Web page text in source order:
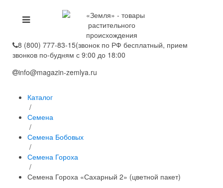
8 (800) 777-83-15(звонок по РФ бесплатный, прием
звонков по-будням с 9:00 до 18:00
info@magazin-zemlya.ru
Каталог
/
Семена
/
Семена Бобовых
/
Семена Гороха
/
Семена Гороха «Сахарный 2» (цветной пакет)